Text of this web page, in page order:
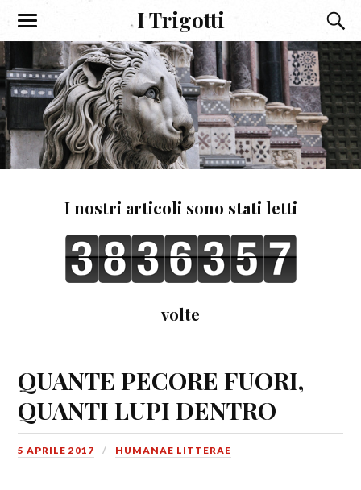
I Trigotti
I nostri articoli sono stati letti
volte
QUANTE PECORE FUORI,
QUANTI LUPI DENTRO
5 APRILE 2017 HUMANAE LITTERAE